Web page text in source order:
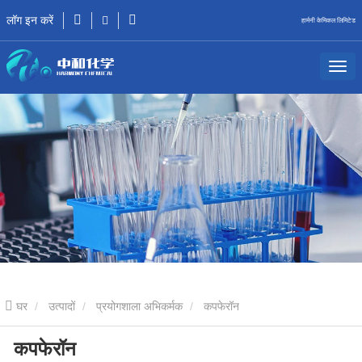
लॉग इन करें हार्मनी केमिकल लिमिटेड
घर उत्पादों प्रयोगशाला अभिकर्मक कपफेरॉन
कपफेरॉन